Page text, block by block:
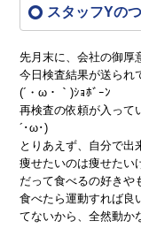
スタッフYの
先月末に、会社の御厚
今日検査結果が送られ
(´・ω・｀)ｼｮﾎﾞｰﾝ
再検査の依頼が入って
´･ω･)
とりあえず、自分で出
痩せたいのは痩せたい
だって食べるの好きや
食べたら運動すれば良
てないから、全然動か